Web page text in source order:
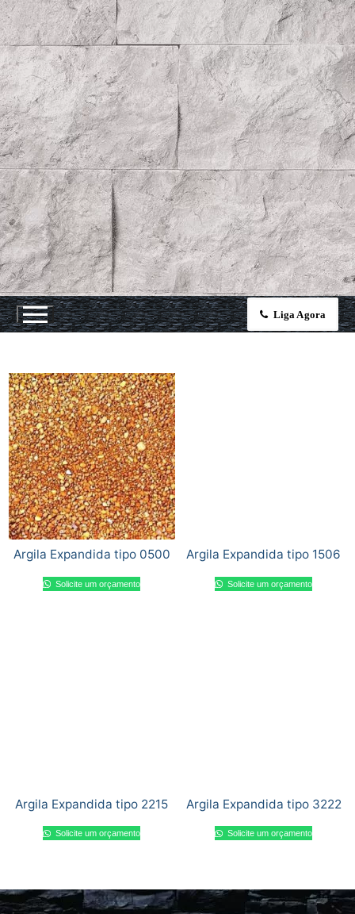
Liga Agora
Argila Expandida tipo 0500
Solicite um orçamento
Argila Expandida tipo 1506
Solicite um orçamento
Argila Expandida tipo 2215
Solicite um orçamento
Argila Expandida tipo 3222
Solicite um orçamento